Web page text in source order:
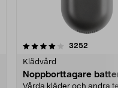
3252
Klädvård
Noppborttagare
4.5av 5 stjärnor